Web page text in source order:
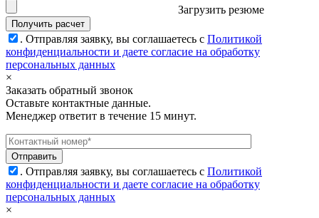
Загрузить резюме
. Отправляя заявку, вы соглашаетесь с Политикой
конфиденциальности и даете согласие на обработку
персональных данных
×
Заказать обратный звонок
Оставьте контактные данные.
Менеджер ответит в течение 15 минут.
. Отправляя заявку, вы соглашаетесь с Политикой
конфиденциальности и даете согласие на обработку
персональных данных
×